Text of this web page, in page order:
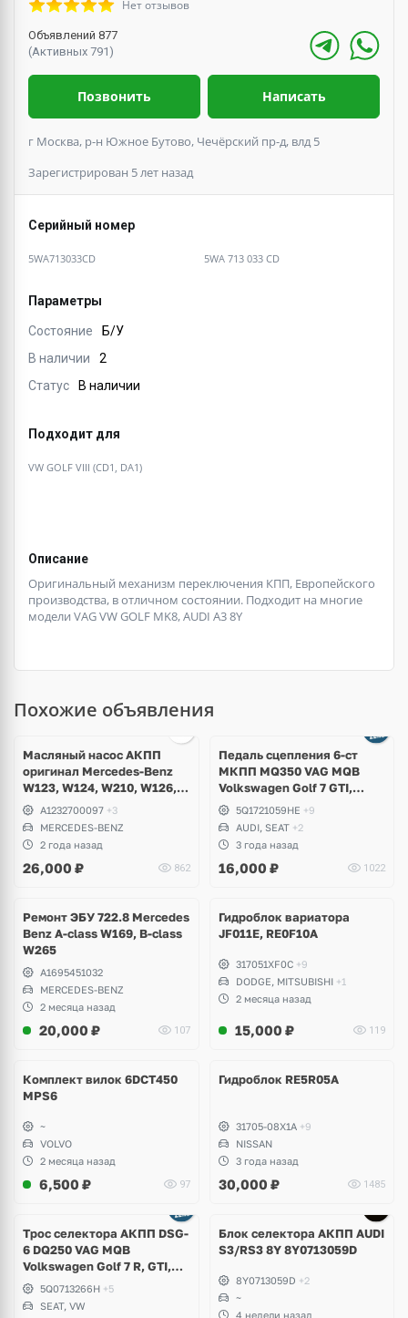
Нет отзывов
Объявлений 877
(Активных 791)
Позвонить Написать
г Москва, р-н Южное Бутово, Чечёрский пр-д, влд 5
Зарегистрирован 5 лет назад
Серийный номер
5WA713033CD 5WA 713 033 CD
Параметры
Состояние
Б/У
В наличии
2
Статус
В наличии
Подходит для
VW GOLF VIII (CD1, DA1)
Описание
Оригинальный механизм переключения КПП, Европейского
производства, в отличном состоянии. Подходит на многие
модели VAG VW GOLF MK8, AUDI A3 8Y
Похожие объявления
Масляный насос АКПП
оригинал Mercedes-Benz
W123, W124, W210, W126,
W140, W129, W202
A1232700097 +3
MERCEDES-BENZ
2 года назад
26,000 ₽ 862
Педаль сцепления 6-ст
МКПП MQ350 VAG MQB
Volkswagen Golf 7 GTI,
Alltrack, Passat B8, Skoda
Octavia A7 RS, Scout,
Superb, Seat Ateca, Leon,
Audi A3, TT
5Q1721059HE +9
AUDI, SEAT +2
3 года назад
16,000 ₽ 1022
Ремонт ЭБУ 722.8 Mercedes
Benz A-class W169, B-class
W265
A1695451032
MERCEDES-BENZ
2 месяца назад
20,000 ₽ 107
Гидроблок вариатора
JF011E, RE0F10A
317051XF0C +9
DODGE, MITSUBISHI +1
2 месяца назад
15,000 ₽ 119
Комплект вилок 6DCT450
MPS6
~
VOLVO
2 месяца назад
6,500 ₽ 97
Гидроблок RE5R05A
31705-08X1A +9
NISSAN
3 года назад
30,000 ₽ 1485
Tрос селектора АКПП DSG-
6 DQ250 VAG MQB
Volkswagen Golf 7 R, GTI,
Alltrack, Seat Leon Сupra
5Q0713266H +5
SEAT, VW
Блок селектора АКПП AUDI
S3/RS3 8Y 8Y0713059D
8Y0713059D +2
~
4 недели назад